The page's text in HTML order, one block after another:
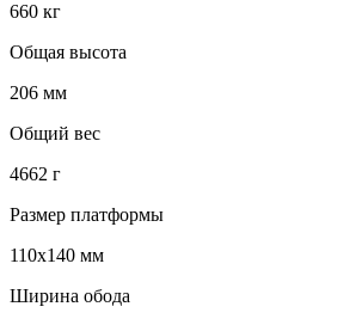
660 кг
Общая высота
206 мм
Общий вес
4662 г
Размер платформы
110х140 мм
Ширина обода